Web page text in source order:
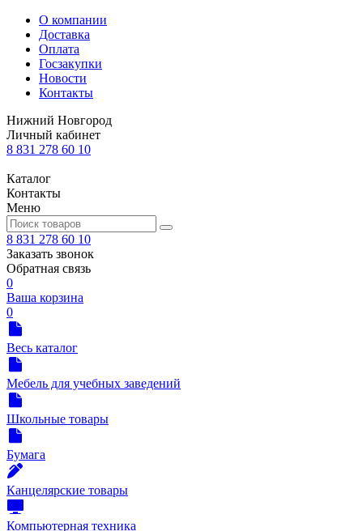
О компании
Доставка
Оплата
Госзакупки
Новости
Контакты
Нижний Новгород
Личный кабинет
8 831 278 60 10
Каталог
Контакты
Меню
8 831 278 60 10
Заказать звонок
Обратная связь
0
Ваша корзина
0
Весь каталог
Мебель для учебных заведений
Школьные товары
Бумага
Канцелярские товары
Компьютерная техника